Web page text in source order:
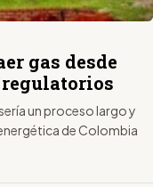
gas desde
regulatorios
un proceso largo y
de Colombia